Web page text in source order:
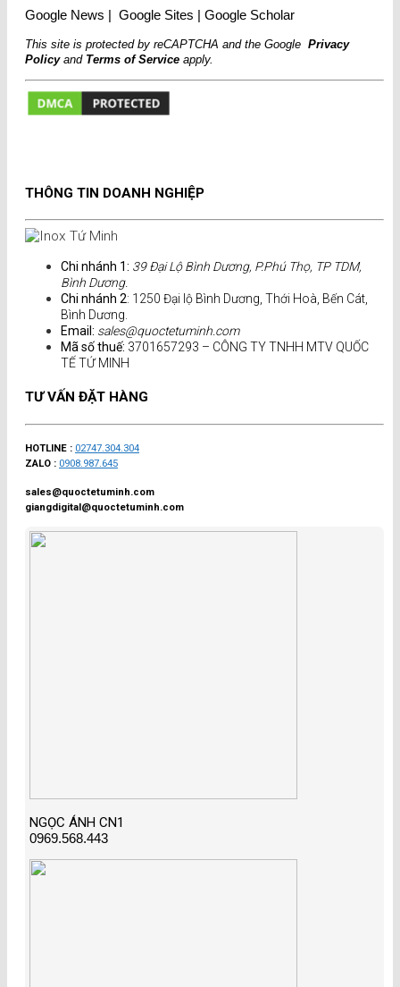
Google News | Google Sites | Google Scholar
This site is protected by reCAPTCHA and the Google Privacy
PolicyandTerms of Service apply.
THÔNG TIN DOANH NGHIỆP
Chi nhánh 1: 39 Đại Lộ Bình Dương, P.Phú Thọ, TP TDM,
Bình Dương.
Chi nhánh 2: 1250 Đại lộ Bình Dương, Thới Hoà, Bến Cát,
Bình Dương.
Email: sales@quoctetuminh.com
Mã số thuế: 3701657293 – CÔNG TY TNHH MTV QUỐC
TẾ TỨ MINH
TƯ VẤN ĐẶT HÀNG
HOTLINE : 02747.304.304
ZALO : 0908.987.645
sales@quoctetuminh.com
giangdigital@quoctetuminh.com
NGỌC ÁNH CN1
0969.568.443